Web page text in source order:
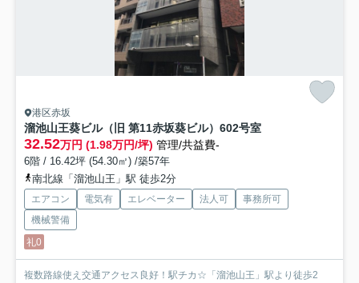
港区赤坂
溜池山王葵ビル（旧 第11赤坂葵ビル） 602号室
32.52万円 (1.98万円/坪) 管理/共益費-
6階 / 16.42坪 (54.30㎡) /築57年
南北線「溜池山王」駅 徒歩2分
エアコン 電気有 エレベーター 法人可
事務所可
機械警備
礼0
複数路線使え交通アクセス良好！駅チカ☆「溜池山王」駅より徒歩2